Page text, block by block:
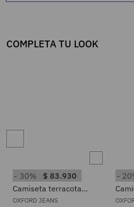
COMPLETA TU LOOK
30% $ 83.930
Camiseta terracota
oversize para hombre
OXFORD JEANS